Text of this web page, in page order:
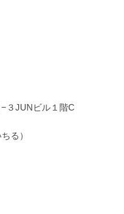
３JUNビル１階C
る）